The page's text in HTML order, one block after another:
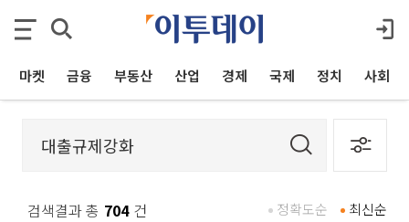
마켓 금융 부동산 산업 경제 국제 정치 사회
검색결과 총 704 건 최신순
정확도순